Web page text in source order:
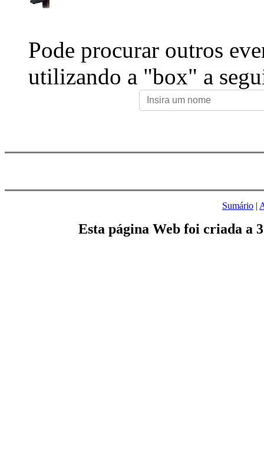
Pode procurar outros
utilizando a "box" a
Sumário |
Esta página Web foi criada a